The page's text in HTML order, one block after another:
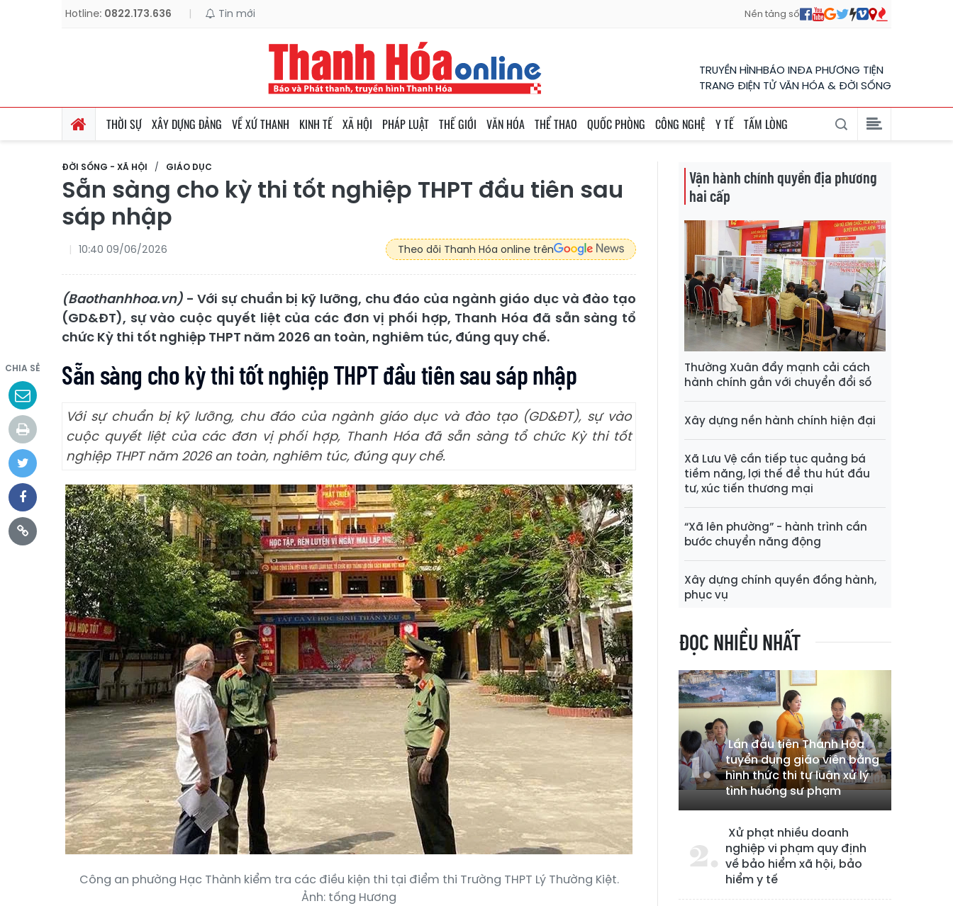
Hotline: 0822.173.636 | Tin mới Nền tảng số
TRUYỀN HÌNHBÁO INĐA PHƯƠNG TIỆN
TRANG ĐIỆN TỬ VĂN HÓA & ĐỜI SỐNG
THỜI SỰ XÂY DỰNG ĐẢNG VỀ XỨ THANH KINH TẾ XÃ HỘI PHÁP LUẬT THẾ GIỚI VĂN HÓA THỂ THAO QUỐC PHÒNG CÔNG NGHỆ Y TẾ TẤM LÒNG
ĐỜI SỐNG - XÃ HỘI GIÁO DỤC
Sẵn sàng cho kỳ thi tốt nghiệp THPT đầu tiên sau
sáp nhập
10:40 09/06/2026 Theo dõi Thanh Hóa online trên
(Baothanhhoa.vn) - Với sự chuẩn bị kỹ lưỡng, chu đáo của ngành giáo dục và đào tạo
(GD&ĐT), sự vào cuộc quyết liệt của các đơn vị phối hợp, Thanh Hóa đã sẵn sàng tổ
chức Kỳ thi tốt nghiệp THPT năm 2026 an toàn, nghiêm túc, đúng quy chế.
CHIA SẺ Sẵn sàng cho kỳ thi tốt nghiệp THPT đầu tiên sau sáp nhập
Với sự chuẩn bị kỹ lưỡng, chu đáo của ngành giáo dục và đào tạo (GD&ĐT), sự vào
cuộc quyết liệt của các đơn vị phối hợp, Thanh Hóa đã sẵn sàng tổ chức Kỳ thi tốt
nghiệp THPT năm 2026 an toàn, nghiêm túc, đúng quy chế.
Công an phường Hạc Thành kiểm tra các điều kiện thi tại điểm thi Trường THPT Lý Thường Kiệt.
Ảnh: tống Hương
Vận hành chính quyền địa phương
hai cấp
Thường Xuân đẩy mạnh cải cách
hành chính gắn với chuyển đổi số
Xây dựng nền hành chính hiện đại
Xã Lưu Vệ cần tiếp tục quảng bá
tiềm năng, lợi thế để thu hút đầu
tư, xúc tiến thương mại
“Xã lên phường” - hành trình cần
bước chuyển năng động
Xây dựng chính quyền đồng hành,
phục vụ
ĐỌC NHIỀU NHẤT
Lần đầu tiên Thanh Hóa
tuyển dụng giáo viên bằng
hình thức thi tự luận xử lý
tình huống sư phạm
Xử phạt nhiều doanh
nghiệp vi phạm quy định
về bảo hiểm xã hội, bảo
hiểm y tế